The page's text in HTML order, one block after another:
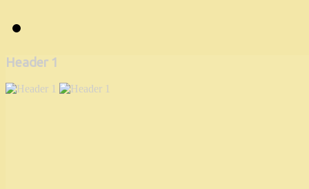
Header 1